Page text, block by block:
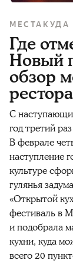
МЕСТА КУДА
Где
Новый
обзор
С
год третий
В феврале
наступление
культуре
гулянья
«Открытой
фестиваль в
и подобрала
кухни, куда
всего 20